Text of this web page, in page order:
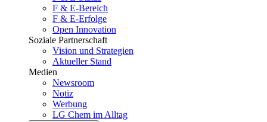
F & E-Bereich
F & E-Erfolge
Open Innovation
Soziale Partnerschaft
Vision und Strategien
Aktueller Stand
Medien
Newsroom
Notiz
Werbung
LG Chem im Alltag